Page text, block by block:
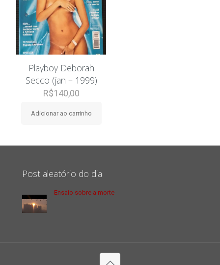
Playboy Deborah
Secco (jan – 1999)
R$140,00
Adicionar ao carrinho
Post aleatório do dia
Ensaio sobre a morte